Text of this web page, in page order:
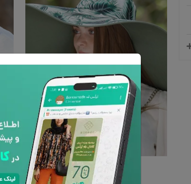
کلاه لبه بلند هاوایی با مچ بند 10123 اندلس
ناموجود